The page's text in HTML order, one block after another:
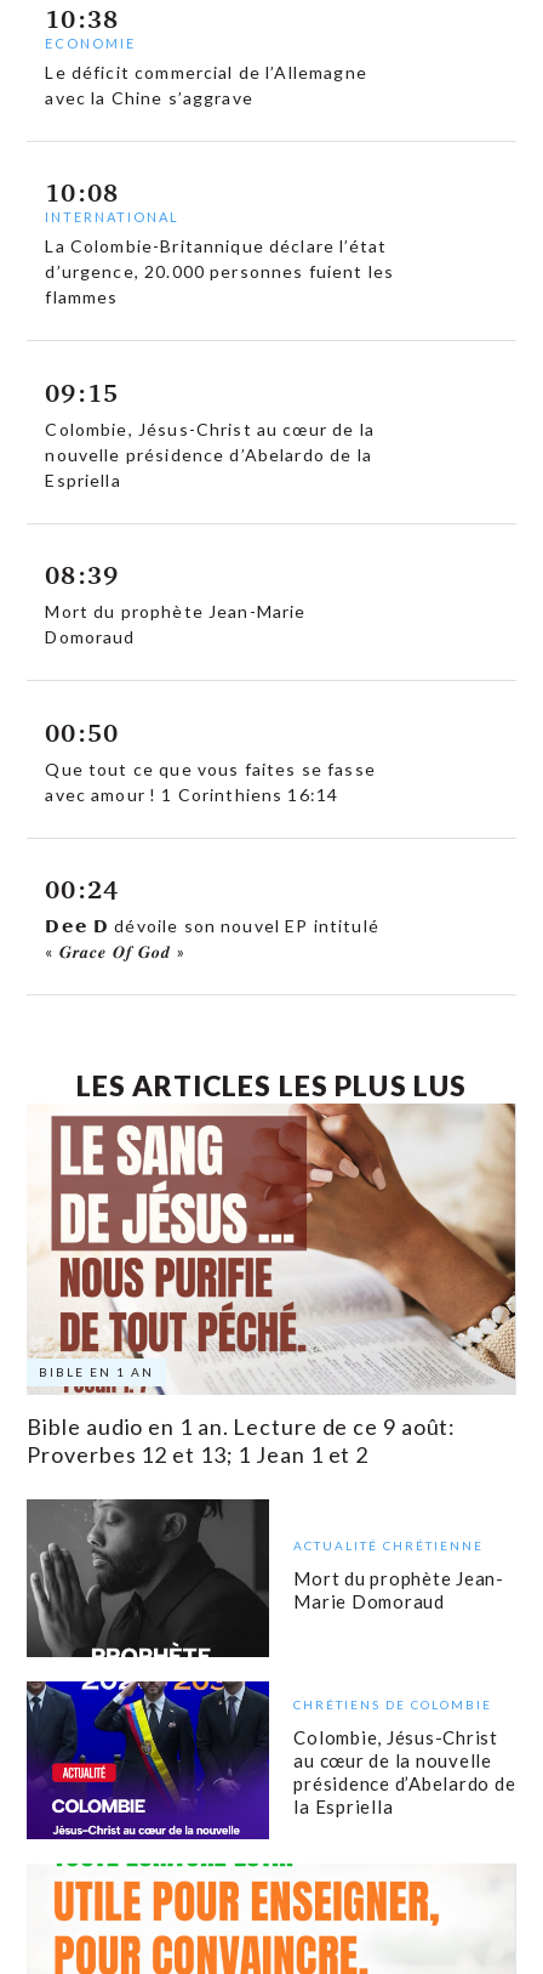
10:38
ECONOMIE
Le déficit commercial de l’Allemagne
avec la Chine s’aggrave
10:08
INTERNATIONAL
La Colombie-Britannique déclare l’état
d’urgence, 20.000 personnes fuient les
flammes
09:15
Colombie, Jésus-Christ au cœur de la
nouvelle présidence d’Abelardo de la
Espriella
08:39
Mort du prophète Jean-Marie
Domoraud
00:50
Que tout ce que vous faites se fasse
avec amour ! 1 Corinthiens 16:14
00:24
𝗗𝗲𝗲 𝗗 dévoile son nouvel EP intitulé
« 𝑮𝒓𝒂𝒄𝒆 𝑶𝒇 𝑮𝒐𝒅 »
LES ARTICLES LES PLUS LUS
BIBLE EN 1 AN
Bible audio en 1 an. Lecture de ce 9 août:
Proverbes 12 et 13; 1 Jean 1 et 2
ACTUALITÉ CHRÉTIENNE
Mort du prophète Jean-
Marie Domoraud
CHRÉTIENS DE COLOMBIE
Colombie, Jésus-Christ
au cœur de la nouvelle
présidence d’Abelardo de
la Espriella